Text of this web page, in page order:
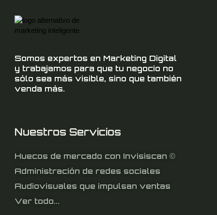
Nuestros Servicios
Huecos de mercado con Invisiscan ©
Administración de redes sociales
Audiovisuales que impulsan ventas
Ver todo...
Somos expertos en Marketing Digital
y trabajamos para que tu negocio no
sólo sea más visible, sino que también
venda más.